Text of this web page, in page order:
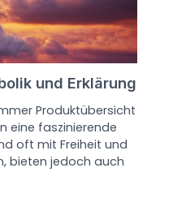
und Erklärung
Produktübersicht
eine faszinierende
oft mit Freiheit und
bieten jedoch auch